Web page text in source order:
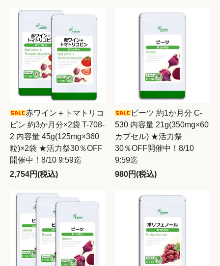
赤ワイン＋トマトリコ
ピン 約3か月分×2袋 T-708-
2 内容量 45g(125mg×360
粒)×2袋 ★活力祭30％OFF
開催中！8/10 9:59迄
2,754円(税込)
ビーツ 約1か月分 C-
530 内容量 21g(350mg×60
カプセル) ★活力祭
30％OFF開催中！8/10
9:59迄
980円(税込)